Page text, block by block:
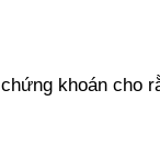
khoán cho